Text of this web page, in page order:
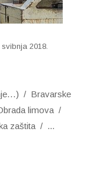
svibnja 2018.
/ Bravarske
limova /
zaštita / ...